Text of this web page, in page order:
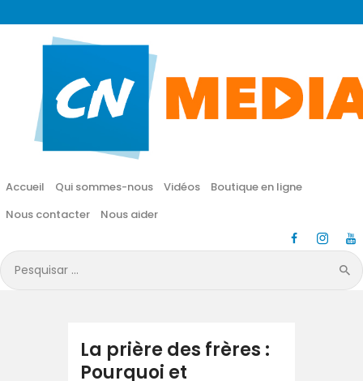
Accueil Qui sommes-nous Vidéos
Boutique en ligne
Nous contacter
Nous aider
Pesquisar
por:
CN MÉDIA
Une vie nouvelle en JESUS !
Accueil
Vidéos
Boutique en ligne
Nous aider
La prière des frères :
Pourquoi et